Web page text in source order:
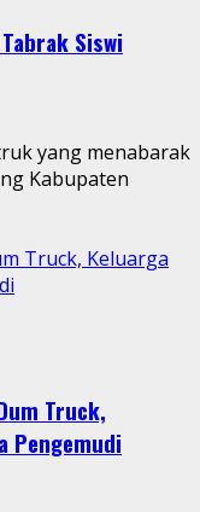
Siswi
yang menabarak
Kabupaten
Truck, Keluarga
Truck,
Pengemudi